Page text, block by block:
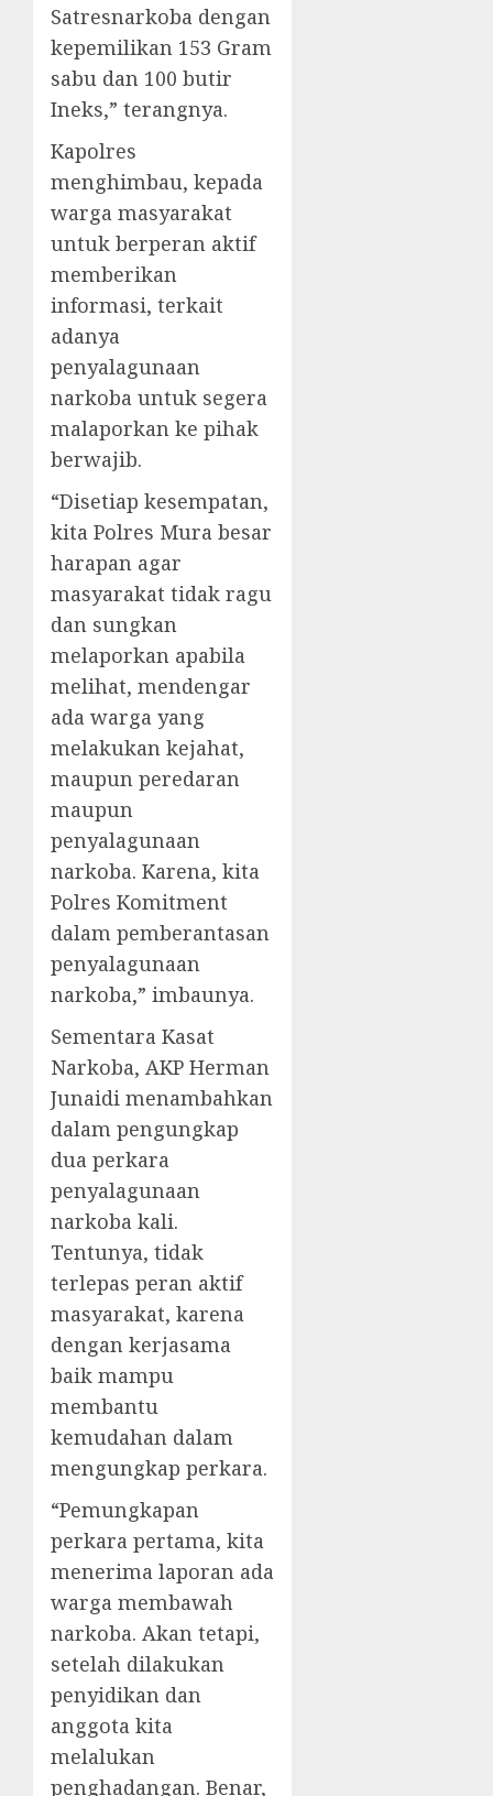
Satresnarkoba dengan
kepemilikan 153 Gram
sabu dan 100 butir
Ineks,” terangnya.
Kapolres
menghimbau, kepada
warga masyarakat
untuk berperan aktif
memberikan
informasi, terkait
adanya
penyalagunaan
narkoba untuk segera
malaporkan ke pihak
berwajib.
“Disetiap kesempatan,
kita Polres Mura besar
harapan agar
masyarakat tidak ragu
dan sungkan
melaporkan apabila
melihat, mendengar
ada warga yang
melakukan kejahat,
maupun peredaran
maupun
penyalagunaan
narkoba. Karena, kita
Polres Komitment
dalam pemberantasan
penyalagunaan
narkoba,” imbaunya.
Sementara Kasat
Narkoba, AKP Herman
Junaidi menambahkan
dalam pengungkap
dua perkara
penyalagunaan
narkoba kali.
Tentunya, tidak
terlepas peran aktif
masyarakat, karena
dengan kerjasama
baik mampu
membantu
kemudahan dalam
mengungkap perkara.
“Pemungkapan
perkara pertama, kita
menerima laporan ada
warga membawah
narkoba. Akan tetapi,
setelah dilakukan
penyidikan dan
anggota kita
melalukan
penghadangan. Benar,